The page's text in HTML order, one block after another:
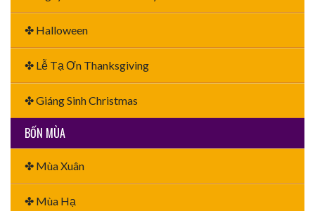
✤ Halloween
✤ Lễ Tạ Ơn Thanksgiving
✤ Giáng Sinh Christmas
BỐN MÙA
✤ Mùa Xuân
✤ Mùa Hạ